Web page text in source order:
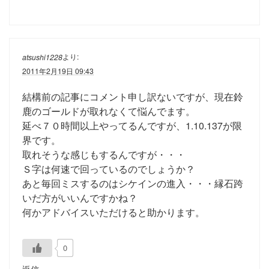
atsushi1228より:
2011年2月19日 09:43
結構前の記事にコメント申し訳ないですが、現在鈴
鹿のゴールドが取れなくて悩んでます。
延べ７０時間以上やってるんですが、1.10.137が限
界です。
取れそうな感じもするんですが・・・
Ｓ字は何速で回っているのでしょうか？
あと毎回ミスするのはシケインの進入・・・縁石跨
いだ方がいいんですかね？
何かアドバイスいただけると助かります。
0